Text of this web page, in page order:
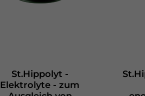
St.Hippolyt -
Elektrolyte - zum